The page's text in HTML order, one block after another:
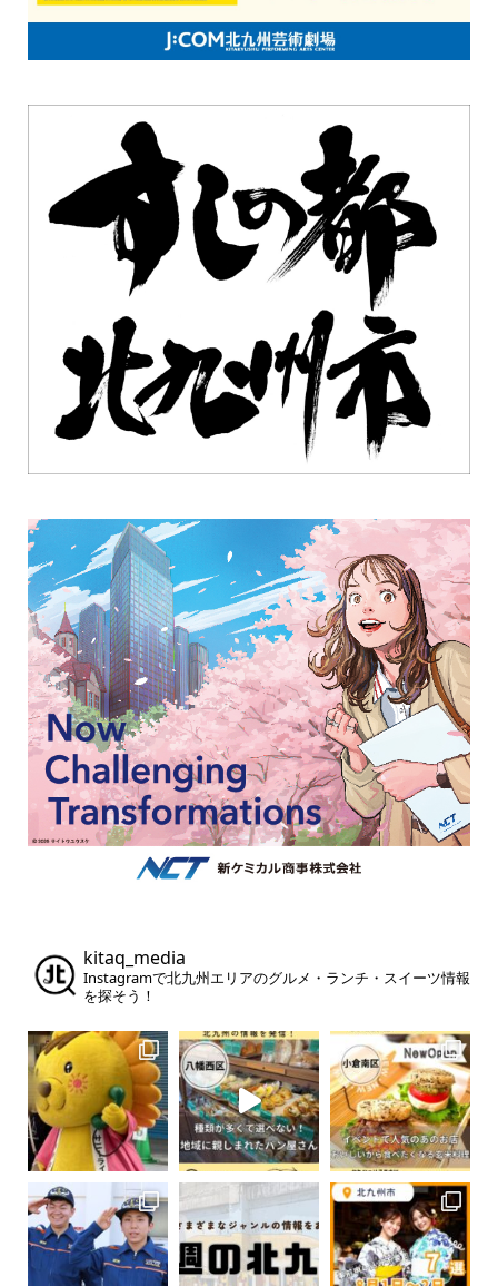
kitaq_media
Instagramで北九州エリアのグルメ・ランチ・スイーツ情報
を探そう！